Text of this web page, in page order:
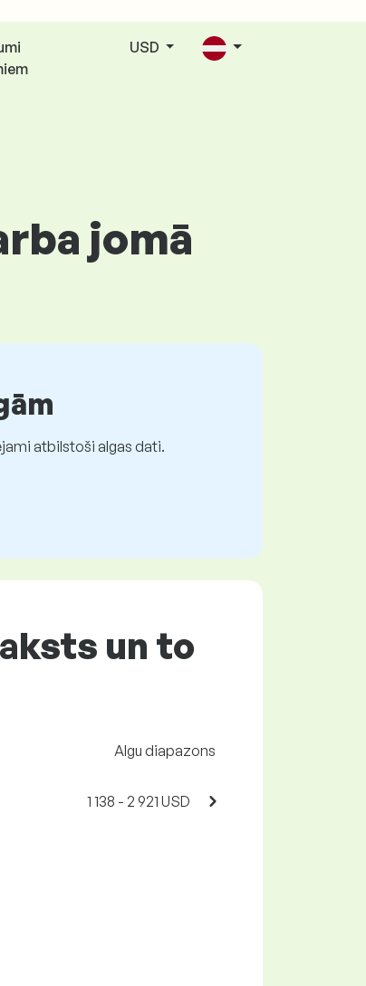
USD
jomā
atbilstoši algas dati.
un to
Algu diapazons
1 138 - 2 921 USD